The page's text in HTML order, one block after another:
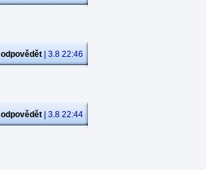
odpovědět | 3.8 22:46
odpovědět | 3.8 22:44